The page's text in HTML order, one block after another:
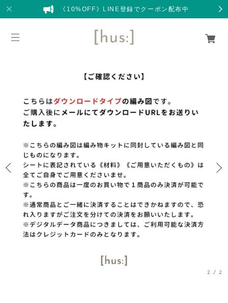
《10%OFF》LINE登録でクーポン配布中
2 /2